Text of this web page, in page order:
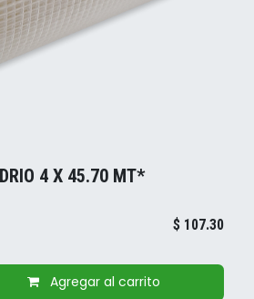
4 X 45.70 MT*
Agregar al carrito
$ 107.30